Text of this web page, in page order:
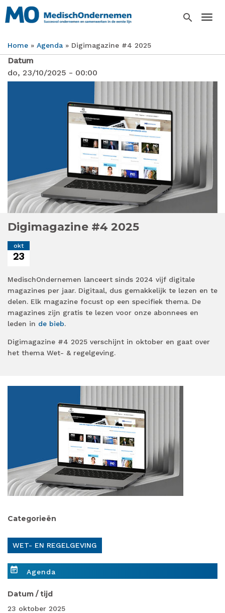
Overslaan
en
inhoud
gaan
search
Kruimelpad
Home Agenda Digimagazine #4 2025
Datum
do, 23/10/2025 - 00:00
Digimagazine #4 2025
okt
23
MedischOndernemen lanceert sinds 2024 vijf digitale
magazines per jaar. Digitaal, dus gemakkelijk te lezen en te
delen. Elk magazine focust op een specifiek thema. De
magazines zijn gratis te lezen voor onze abonnees en
leden in de bieb.
Digimagazine #4 2025 verschijnt in oktober en gaat over
het thema Wet- & regelgeving.
Categorieën
WET- EN REGELGEVING
event_note Agenda
Datum / tijd
23 oktober 2025